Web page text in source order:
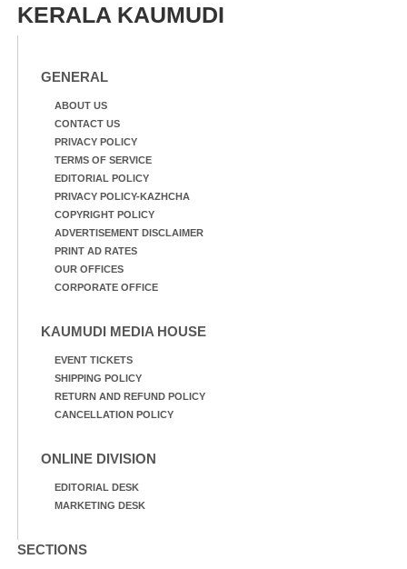
KERALA KAUMUDI
GENERAL
ABOUT US
CONTACT US
PRIVACY POLICY
TERMS OF SERVICE
EDITORIAL POLICY
PRIVACY POLICY-KAZHCHA
COPYRIGHT POLICY
ADVERTISEMENT DISCLAIMER
PRINT AD RATES
OUR OFFICES
CORPORATE OFFICE
KAUMUDI MEDIA HOUSE
EVENT TICKETS
SHIPPING POLICY
RETURN AND REFUND POLICY
CANCELLATION POLICY
ONLINE DIVISION
EDITORIAL DESK
MARKETING DESK
SECTIONS